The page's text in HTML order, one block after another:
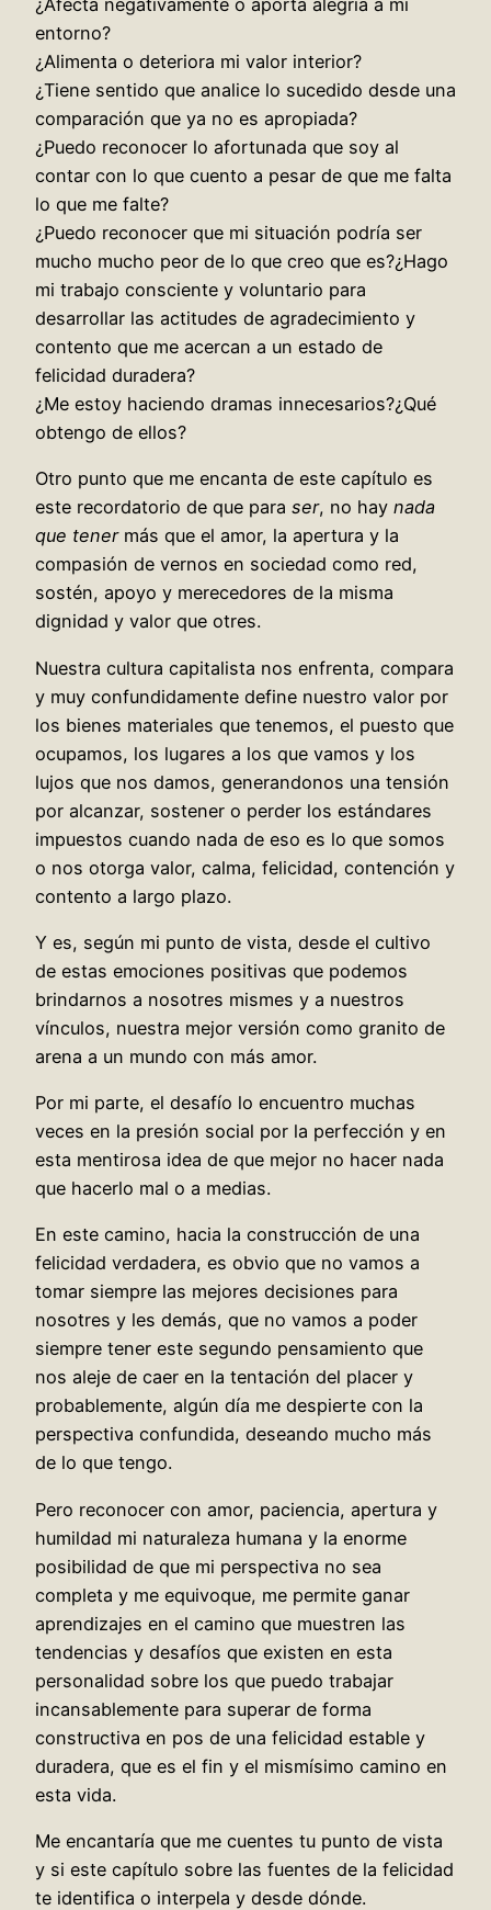
entorno?
¿Alimenta o deteriora mi valor interior?
¿Tiene sentido que analice lo sucedido desde una
comparación que ya no es apropiada?
¿Puedo reconocer lo afortunada que soy al
contar con lo que cuento a pesar de que me falta
lo que me falte?
¿Puedo reconocer que mi situación podría ser
mucho mucho peor de lo que creo que es?¿Hago
mi trabajo consciente y voluntario para
desarrollar las actitudes de agradecimiento y
contento que me acercan a un estado de
felicidad duradera?
¿Me estoy haciendo dramas innecesarios?¿Qué
obtengo de ellos?
Otro punto que me encanta de este capítulo es
este recordatorio de que para ser, no hay nada
que tenermás que el amor, la apertura y la
compasión de vernos en sociedad como red,
sostén, apoyo y merecedores de la misma
dignidad y valor que otres.
Nuestra cultura capitalista nos enfrenta, compara
y muy confundidamente define nuestro valor por
los bienes materiales que tenemos, el puesto que
ocupamos, los lugares a los que vamos y los
lujos que nos damos, generandonos una tensión
por alcanzar, sostener o perder los estándares
impuestos cuando nada de eso es lo que somos
o nos otorga valor, calma, felicidad, contención y
contento a largo plazo.
Y es, según mi punto de vista, desde el cultivo
de estas emociones positivas que podemos
brindarnos a nosotres mismes y a nuestros
vínculos, nuestra mejor versión como granito de
arena a un mundo con más amor.
Por mi parte, el desafío lo encuentro muchas
veces en la presión social por la perfección y en
esta mentirosa idea de que mejor no hacer nada
que hacerlo mal o a medias.
En este camino, hacia la construcción de una
felicidad verdadera, es obvio que no vamos a
tomar siempre las mejores decisiones para
nosotres y les demás, que no vamos a poder
siempre tener este segundo pensamiento que
nos aleje de caer en la tentación del placer y
probablemente, algún día me despierte con la
perspectiva confundida, deseando mucho más
de lo que tengo.
Pero reconocer con amor, paciencia, apertura y
humildad mi naturaleza humana y la enorme
posibilidad de que mi perspectiva no sea
completa y me equivoque, me permite ganar
aprendizajes en el camino que muestren las
tendencias y desafíos que existen en esta
personalidad sobre los que puedo trabajar
incansablemente para superar de forma
constructiva en pos de una felicidad estable y
duradera, que es el fin y el mismísimo camino en
esta vida.
Me encantaría que me cuentes tu punto de vista
y si este capítulo sobre las fuentes de la felicidad
te identifica o interpela y desde dónde.